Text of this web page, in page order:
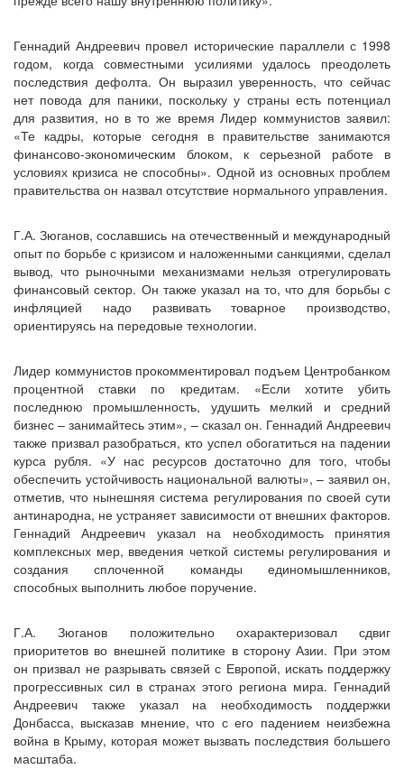
Геннадий Андреевич провел исторические параллели с 1998
годом, когда совместными усилиями удалось преодолеть
последствия дефолта. Он выразил уверенность, что сейчас
нет повода для паники, поскольку у страны есть потенциал
для развития, но в то же время Лидер коммунистов заявил:
«Те кадры, которые сегодня в правительстве занимаются
финансово-экономическим блоком, к серьезной работе в
условиях кризиса не способны». Одной из основных проблем
правительства он назвал отсутствие нормального управления.
Г.А. Зюганов, сославшись на отечественный и международный
опыт по борьбе с кризисом и наложенными санкциями, сделал
вывод, что рыночными механизмами нельзя отрегулировать
финансовый сектор. Он также указал на то, что для борьбы с
инфляцией надо развивать товарное производство,
ориентируясь на передовые технологии.
Лидер коммунистов прокомментировал подъем Центробанком
процентной ставки по кредитам. «Если хотите убить
последнюю промышленность, удушить мелкий и средний
бизнес – занимайтесь этим», – сказал он. Геннадий Андреевич
также призвал разобраться, кто успел обогатиться на падении
курса рубля. «У нас ресурсов достаточно для того, чтобы
обеспечить устойчивость национальной валюты», – заявил он,
отметив, что нынешняя система регулирования по своей сути
антинародна, не устраняет зависимости от внешних факторов.
Геннадий Андреевич указал на необходимость принятия
комплексных мер, введения четкой системы регулирования и
создания сплоченной команды единомышленников,
способных выполнить любое поручение.
Г.А. Зюганов положительно охарактеризовал сдвиг
приоритетов во внешней политике в сторону Азии. При этом
он призвал не разрывать связей с Европой, искать поддержку
прогрессивных сил в странах этого региона мира. Геннадий
Андреевич также указал на необходимость поддержки
Донбасса, высказав мнение, что с его падением неизбежна
война в Крыму, которая может вызвать последствия большего
масштаба.